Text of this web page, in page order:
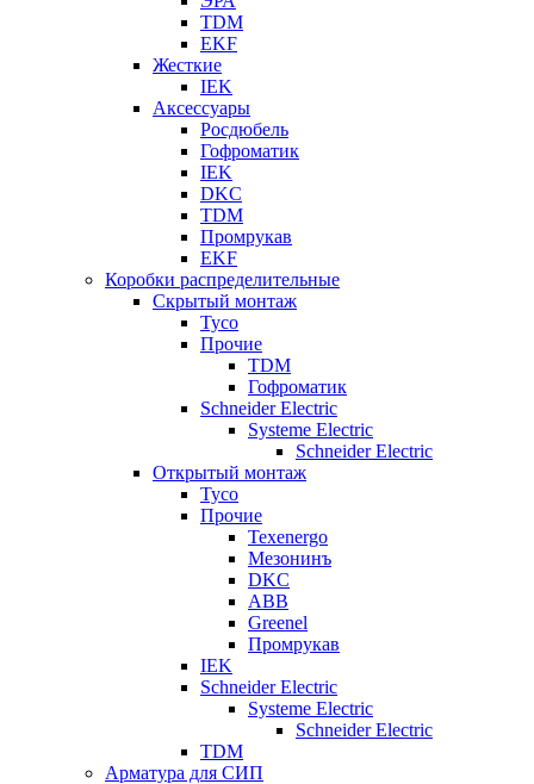
TDM
EKF
Жесткие
IEK
Аксессуары
Росдюбель
Гофроматик
IEK
DKC
TDM
Промрукав
EKF
Коробки распределительные
Скрытый монтаж
Tyco
Прочие
TDM
Гофроматик
Schneider Electric
Systeme Electric
Schneider Electric
Открытый монтаж
Tyco
Прочие
Texenergo
Мезонинъ
DKC
ABB
Greenel
Промрукав
IEK
Schneider Electric
Systeme Electric
Schneider Electric
TDM
Арматура для СИП